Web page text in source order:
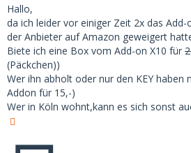
Hallo,
da ich leider vor einiger Zeit 2x das
der Anbieter auf Amazon geweigert
Biete ich eine Box vom Add-on X10 für
(Päckchen))
Wer ihn abholt oder nur den KEY
Addon für 15,-)
Wer in Köln wohnt,kann es sich sonst